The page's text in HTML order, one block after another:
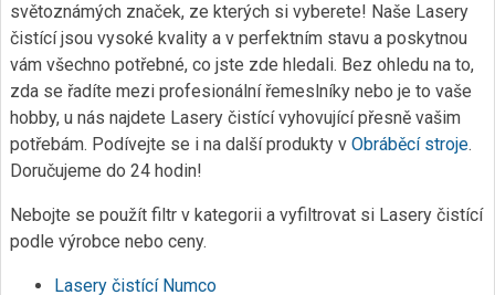
světoznámých značek, ze kterých si vyberete! Naše Lasery
čistící jsou vysoké kvality a v perfektním stavu a poskytnou
vám všechno potřebné, co jste zde hledali. Bez ohledu na to,
zda se řadíte mezi profesionální řemeslníky nebo je to vaše
hobby, u nás najdete Lasery čistící vyhovující přesně vašim
potřebám. Podívejte se i na další produkty v Obráběcí stroje.
Doručujeme do 24 hodin!
Nebojte se použít filtr v kategorii a vyfiltrovat si Lasery čistící
podle výrobce nebo ceny.
Lasery čistící Numco